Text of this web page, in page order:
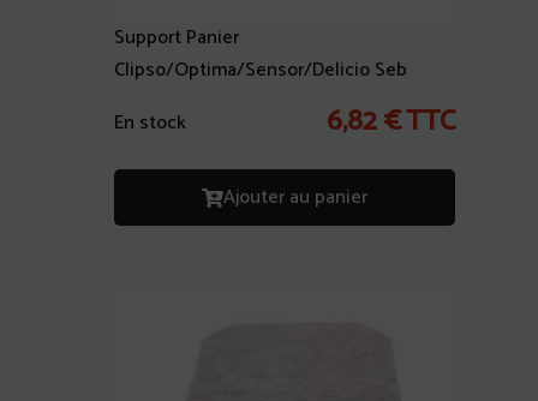
Support Panier
Clipso/Optima/Sensor/Delicio Seb
En stock
6,82€TTC
Ajouter au panier